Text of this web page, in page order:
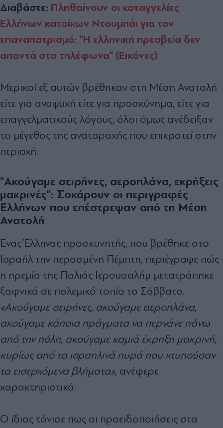
Διαβάστε: Πληθαίνουν οι καταγγελίες
Ελλήνων κατοίκων Ντουμπάι για τον
επαναπατρισμό: "Η ελληνική πρεσβεία δεν
απαντά στα τηλέφωνα" (Εικόνες)
Μερικοί εξ αυτών βρέθηκαν στη Μέση Ανατολή
είτε για αναψυχή είτε για προσκύνημα, είτε για
επαγγελματικούς λόγους, όλοι όμως ανέδειξαν
το μέγεθος της αναταραχής που επικρατεί στην
περιοχή.
"Ακούγαμε σειρήνες, αεροπλάνα, εκρήξεις
μακρινές": Σοκάρουν οι περιγραφές
Ελλήνων που επέστρεψαν από τη Μέση
Ανατολή
Ένας Έλληνας προσκυνητής, που βρέθηκε στο
Ισραήλ την περασμένη Πέμπτη, περιέγραψε πώς
η ηρεμία της Παλιάς Ιερουσαλήμ μετατράπηκε
ξαφνικά σε πολεμικό τοπίο το Σάββατο.
«Ακούγαμε σειρήνες, ακούγαμε αεροπλάνα,
ακούγαμε κάποια πράγματα να περνάνε πάνω
από την πόλη, ακούγαμε καμιά έκρηξη μακρινή,
κυρίως από τα ισραηλινά πυρά που χτυπούσαν
τα εισερχόμενα βλήματα», ανέφερε
χαρακτηριστικά.
Ο ίδιος τόνισε πως οι προειδοποιήσεις στα